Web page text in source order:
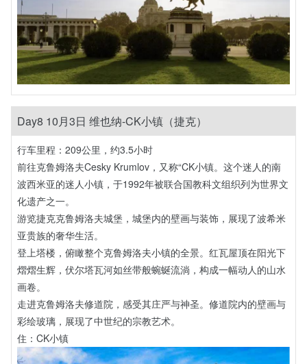
Day8 10月3日 维也纳-CK小镇（捷克）
行车里程：209公里，约3.5小时
前往克鲁姆洛夫Cesky Krumlov，又称“CK小镇。这个迷人的南
波西米亚的迷人小镇，于1992年被联合国教科文组织列为世界文
化遗产之一。
游览捷克克鲁姆洛夫城堡，城堡内的壁画与装饰，展现了波希米
亚贵族的奢华生活。
登上塔楼，俯瞰整个克鲁姆洛夫小镇的全景。红瓦屋顶在阳光下
熠熠生辉，伏尔塔瓦河如丝带般蜿蜒流淌，构成一幅动人的山水
画卷。
走进克鲁姆洛夫修道院，感受其庄严与神圣。修道院内的壁画与
彩绘玻璃，展现了中世纪的宗教艺术。
住：CK小镇